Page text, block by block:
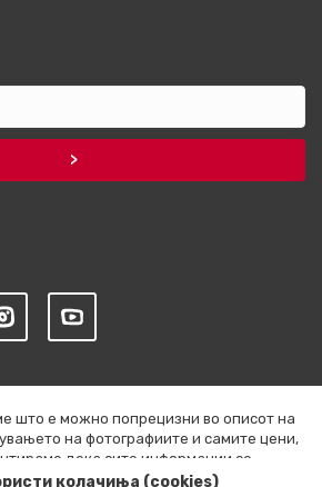
што е можно попрецизни во описот на
на фотографиите и самите цени,
дека сите информации се
Сите артикли прикажани на сајтот се
колачиња (cookies)